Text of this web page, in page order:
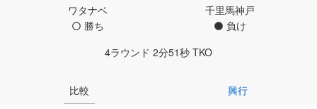
ワタナベ
勝ち
千里馬神戸
負け
4ラウンド 2分51秒 TKO
比較 興行